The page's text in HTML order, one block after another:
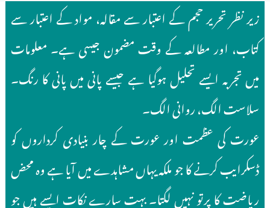
زیر نظر تحریر حجم کے اعتبار سے مقالہ، مواد کے اعتبار سے
کتاب، اور مطالعہ کے وقت مضمون جیسی ہے۔ معلومات
میں تجربہ ایسے تحلیل ہوگیا ہے جیسے پانی میں پانی کا رنگ۔
سلاست الگ، روانی الگ۔
عورت کی عظمت اور عورت کے چار بنیادی کرداروں کو
ڈسکرایب کرنے کا جو ملکہ یہاں مشاہدے میں آیا ہے وہ محض
ریاضت کا پرتو نہیں لگتا۔ بہت سارے نکات ایسے ہیں جو